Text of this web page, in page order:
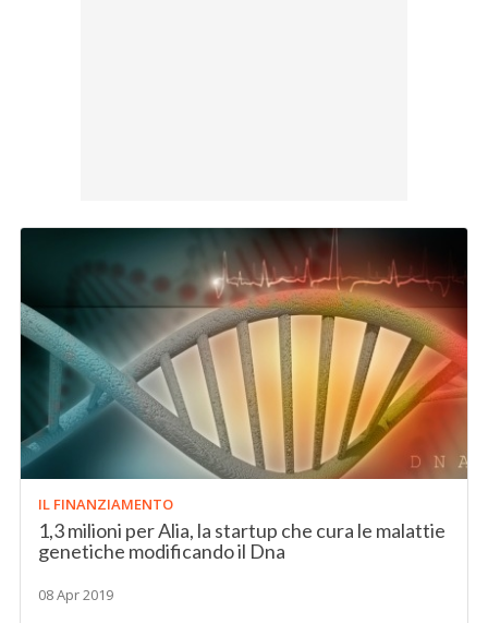
IL FINANZIAMENTO
1,3 milioni per Alia, la startup che cura le malattie
genetiche modificando il Dna
08 Apr 2019